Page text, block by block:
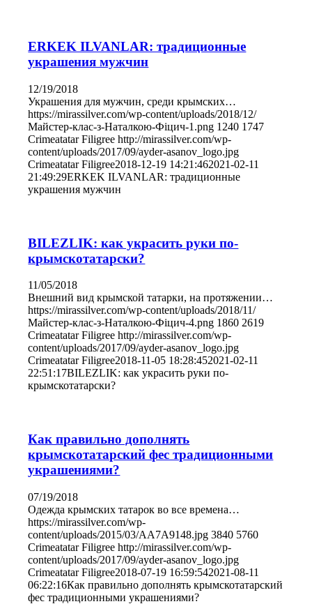
ERKEK ILVANLAR: традиционные
украшения мужчин
12/19/2018
Украшения для мужчин, среди крымских…
https://mirassilver.com/wp-content/uploads/2018/12/
Майстер-клас-з-Наталкою-Фіцич-1.png 1240 1747
Crimeatatar Filigree http://mirassilver.com/wp-
content/uploads/2017/09/ayder-asanov_logo.jpg
Crimeatatar Filigree2018-12-19 14:21:462021-02-11
21:49:29ERKEK ILVANLAR: традиционные
украшения мужчин
BILEZLIK: как украсить руки по-
крымскотатарски?
11/05/2018
Внешний вид крымской татарки, на протяжении…
https://mirassilver.com/wp-content/uploads/2018/11/
Майстер-клас-з-Наталкою-Фіцич-4.png 1860 2619
Crimeatatar Filigree http://mirassilver.com/wp-
content/uploads/2017/09/ayder-asanov_logo.jpg
Crimeatatar Filigree2018-11-05 18:28:452021-02-11
22:51:17BILEZLIK: как украсить руки по-
крымскотатарски?
Как правильно дополнять
крымскотатарский фес традиционными
украшениями?
07/19/2018
Одежда крымских татарок во все времена…
https://mirassilver.com/wp-
content/uploads/2015/03/AA7A9148.jpg 3840 5760
Crimeatatar Filigree http://mirassilver.com/wp-
content/uploads/2017/09/ayder-asanov_logo.jpg
Crimeatatar Filigree2018-07-19 16:59:542021-08-11
06:22:16Как правильно дополнять крымскотатарский
фес традиционными украшениями?